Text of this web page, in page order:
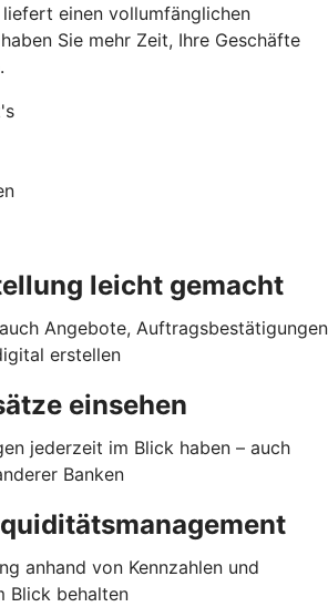
einen vollumfänglichen
Sie mehr Zeit, Ihre Geschäfte
leicht gemacht
Angebote, Auftragsbestätigungen
erstellen
einsehen
jederzeit im Blick haben – auch
Banken
anhand von Kennzahlen und
Blick behalten